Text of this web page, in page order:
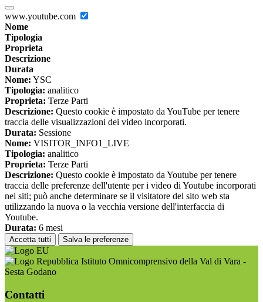
www.youtube.com
Nome
Tipologia
Proprieta
Descrizione
Durata
Nome: YSC
Tipologia: analitico
Proprieta: Terze Parti
Descrizione: Questo cookie è impostato da YouTube per tenere
traccia delle visualizzazioni dei video incorporati.
Durata: Sessione
Nome: VISITOR_INFO1_LIVE
Tipologia: analitico
Proprieta: Terze Parti
Descrizione: Questo cookie è impostato da Youtube per tenere
traccia delle preferenze dell'utente per i video di Youtube incorporati
nei siti; può anche determinare se il visitatore del sito web sta
utilizzando la nuova o la vecchia versione dell'interfaccia di
Youtube.
Durata: 6 mesi
Accetta tutti Salva le preferenze
Istituto Omnicomprensivo della Val di Vara -
Sesta Godano
Contatti